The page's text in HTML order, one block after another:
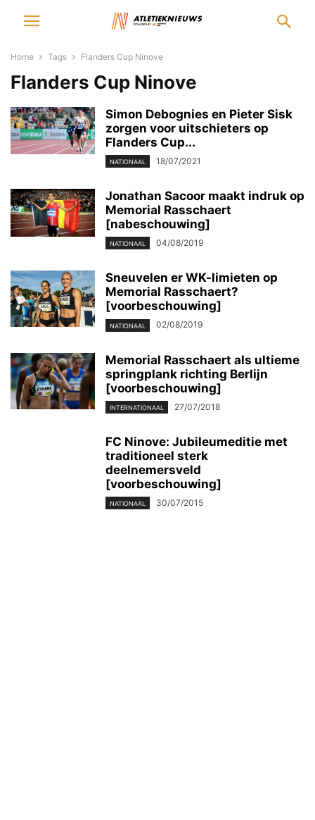
Home Tags Flanders Cup Ninove
Flanders Cup Ninove
Simon Debognies en Pieter Sisk
zorgen voor uitschieters op
Flanders Cup...
NATIONAAL 18/07/2021
Jonathan Sacoor maakt indruk op
Memorial Rasschaert
[nabeschouwing]
NATIONAAL 04/08/2019
Sneuvelen er WK-limieten op
Memorial Rasschaert?
[voorbeschouwing]
NATIONAAL 02/08/2019
Memorial Rasschaert als ultieme
springplank richting Berlijn
[voorbeschouwing]
INTERNATIONAAL 27/07/2018
FC Ninove: Jubileumeditie met
traditioneel sterk
deelnemersveld
[voorbeschouwing]
NATIONAAL 30/07/2015